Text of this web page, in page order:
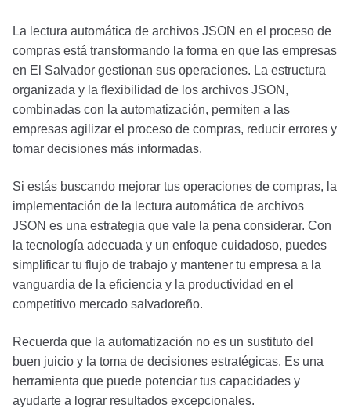
La lectura automática de archivos JSON en el proceso de
compras está transformando la forma en que las empresas
en El Salvador gestionan sus operaciones. La estructura
organizada y la flexibilidad de los archivos JSON,
combinadas con la automatización, permiten a las
empresas agilizar el proceso de compras, reducir errores y
tomar decisiones más informadas.
Si estás buscando mejorar tus operaciones de compras, la
implementación de la lectura automática de archivos
JSON es una estrategia que vale la pena considerar. Con
la tecnología adecuada y un enfoque cuidadoso, puedes
simplificar tu flujo de trabajo y mantener tu empresa a la
vanguardia de la eficiencia y la productividad en el
competitivo mercado salvadoreño.
Recuerda que la automatización no es un sustituto del
buen juicio y la toma de decisiones estratégicas. Es una
herramienta que puede potenciar tus capacidades y
ayudarte a lograr resultados excepcionales.